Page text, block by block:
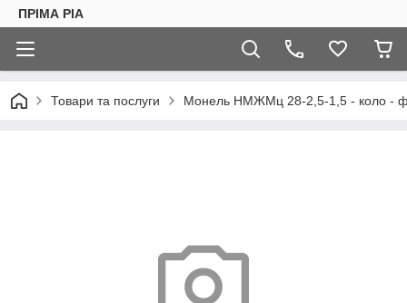
ПРІМА РІА
Товари та послуги Монель НМЖМц 28-2,5-1,5 - коло -